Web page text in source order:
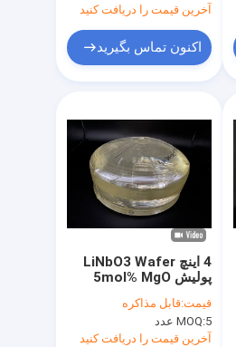
آخرین قیمت را دریافت کنید
اکنون تماس بگیرید
4 اینچ LiNbO3 Wafer
پولیش 5mol% MgO
مغناطیسی و نوری
قیمت:قابل مذاکره
MOQ:5 عدد
آخرین قیمت را دریافت کنید